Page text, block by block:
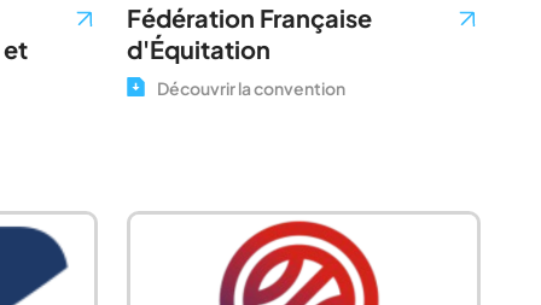
et
Fédération Française
d'Équitation
Découvrir la convention